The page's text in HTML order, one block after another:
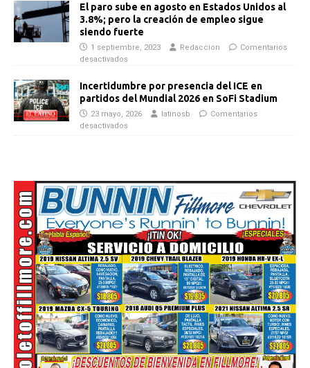
El paro sube en agosto en Estados Unidos al
3.8%; pero la creación de empleo sigue
siendo fuerte
1 septiembre, 2023 Redaccion
Comentarios
desactivados
Incertidumbre por presencia del ICE en
partidos del Mundial 2026 en SoFi Stadium
23 mayo, 2026 latinosb
Comentarios
desactivados